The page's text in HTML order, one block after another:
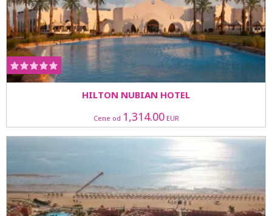
HILTON NUBIAN HOTEL
Cene od 1,314.00EUR